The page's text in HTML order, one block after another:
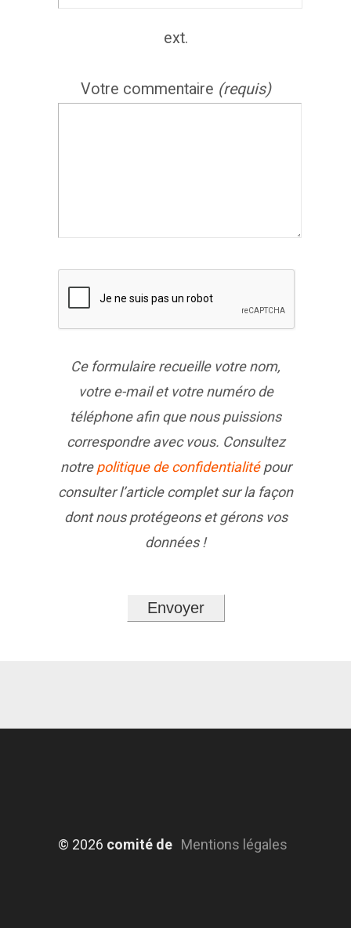
ext.
Votre commentaire (requis)
Ce formulaire recueille votre nom,
votre e-mail et votre numéro de
téléphone afin que nous puissions
correspondre avec vous. Consultez
notrepolitique de confidentialitépour
consulter l’article complet sur la façon
dont nous protégeons et gérons vos
données !
© 2026 comité de Mentions légales